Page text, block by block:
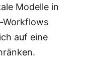
Modelle in
Workflows
auf eine